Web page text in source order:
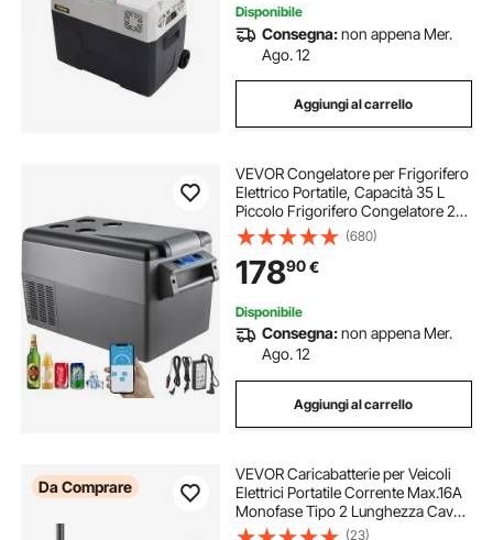
frigorifero portatile da 55
saldatrice a punti portatile
frigo portatile a 12v frigo portatile 12v
sauna vapore portatile
Disponibile
Consegna:non appena Mer.
Ago. 12
Aggiungi al carrello
VEVOR Congelatore per Frigorifero
Elettrico Portatile, Capacità 35 L
Piccolo Frigorifero Congelatore 27,1
x 13,6 x 15 Pollici Mini Frigorifero
per Auto per Guida Viaggi Potenza
Totale in Ingresso 60 W
(680)
17890€
Disponibile
Consegna:non appena Mer.
Ago. 12
Aggiungi al carrello
Da Comprare
VEVOR Caricabatterie per Veicoli
Elettrici Portatile Corrente Max.16A
Monofase Tipo 2 Lunghezza Cavo
8,6m, Caricabatterie EV Portatile
(23)